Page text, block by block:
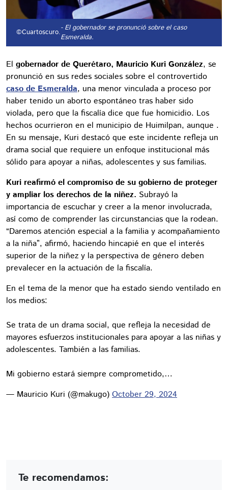
©Cuartoscuro.- El gobernador se pronunció sobre el caso
Esmeralda.
El gobernador de Querétaro, Mauricio Kuri González, se
pronunció en sus redes sociales sobre el controvertido
caso de Esmeralda, una menor vinculada a proceso por
haber tenido un aborto espontáneo tras haber sido
violada, pero que la fiscalía dice que fue homicidio. Los
hechos ocurrieron en el municipio de Huimilpan, aunque .
En su mensaje, Kuri destacó que este incidente refleja un
drama social que requiere un enfoque institucional más
sólido para apoyar a niñas, adolescentes y sus familias.
Kuri reafirmó el compromiso de su gobierno de proteger
y ampliar los derechos de la niñez. Subrayó la
importancia de escuchar y creer a la menor involucrada,
así como de comprender las circunstancias que la rodean.
“Daremos atención especial a la familia y acompañamiento
a la niña”, afirmó, haciendo hincapié en que el interés
superior de la niñez y la perspectiva de género deben
prevalecer en la actuación de la fiscalía.
En el tema de la menor que ha estado siendo ventilado en
los medios:
Se trata de un drama social, que refleja la necesidad de
mayores esfuerzos institucionales para apoyar a las niñas y
adolescentes. También a las familias.
Mi gobierno estará siempre comprometido,…
— Mauricio Kuri (@makugo) October 29, 2024
Te recomendamos: